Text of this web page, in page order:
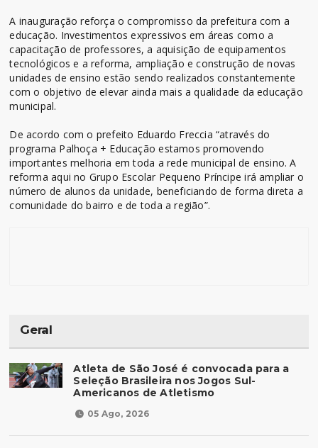
A inauguração reforça o compromisso da prefeitura com a
educação. Investimentos expressivos em áreas como a
capacitação de professores, a aquisição de equipamentos
tecnológicos e a reforma, ampliação e construção de novas
unidades de ensino estão sendo realizados constantemente
com o objetivo de elevar ainda mais a qualidade da educação
municipal.
De acordo com o prefeito Eduardo Freccia “através do
programa Palhoça + Educação estamos promovendo
importantes melhoria em toda a rede municipal de ensino. A
reforma aqui no Grupo Escolar Pequeno Príncipe irá ampliar o
número de alunos da unidade, beneficiando de forma direta a
comunidade do bairro e de toda a região”.
Geral
Atleta de São José é convocada para a
Seleção Brasileira nos Jogos Sul-
Americanos de Atletismo
05 Ago, 2026